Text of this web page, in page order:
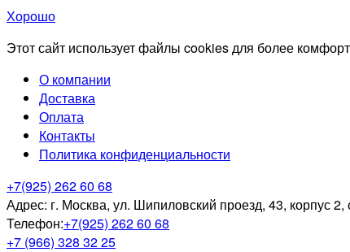
Хорошо
Этот сайт использует файлы cookies для более
О компании
Доставка
Оплата
Контакты
Политика конфиденциальности
+7(925) 262 60 68
Адрес: г. Москва, ул. Шипиловский проезд, 43, корпус
Телефон:+7(925) 262 60 68
+7 (966) 328 32 25